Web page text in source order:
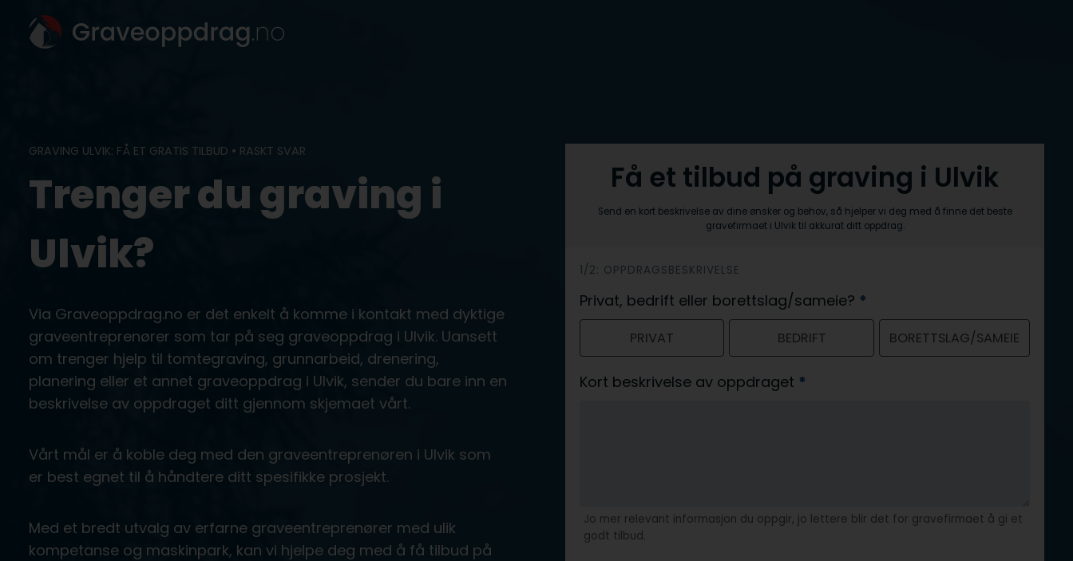
content
GRAVING ULVIK: FÅ ET GRATIS TILBUD • RASKT SVAR
Trenger du graving i
Ulvik?
Via Graveoppdrag.no er det enkelt å komme i kontakt med dyktige
graveentreprenører som tar på seg graveoppdrag i Ulvik. Uansett
om trenger hjelp til tomtegraving, grunnarbeid, drenering,
planering eller et annet graveoppdrag i Ulvik, sender du bare inn en
beskrivelse av oppdraget ditt gjennom skjemaet vårt.
Vårt mål er å koble deg med den graveentreprenøren i Ulvik som
er best egnet til å håndtere ditt spesifikke prosjekt.
Med et bredt utvalg av erfarne graveentreprenører med ulik
kompetanse og maskinpark, kan vi hjelpe deg med å få tilbud på
Få et tilbud på graving i Ulvik
Send en kort beskrivelse av dine ønsker og behov, så hjelper vi deg med å finne det beste
gravefirmaet i Ulvik til akkurat ditt oppdrag.
h
e
r
1/2: OPPDRAGSBESKRIVELSE
Privat, bedrift eller borettslag/sameie? *
PRIVAT BEDRIFT BORETTSLAG/SAMEIE
Kort beskrivelse av oppdraget *
Jo mer relevant informasjon du oppgir, jo lettere blir det for gravefirmaet å gi et
godt tilbud.